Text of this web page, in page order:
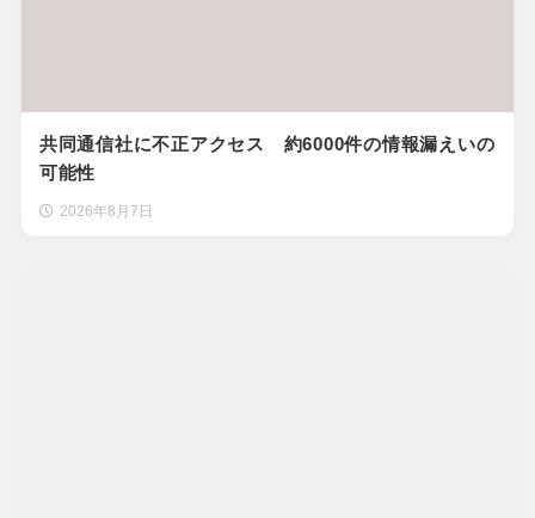
共同通信社に不正アクセス 約6000件の情報漏えいの
可能性
2026年8月7日